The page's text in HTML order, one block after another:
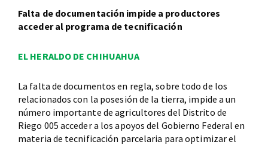
Falta de documentación impide a productores
acceder al programa de tecnificación
EL HERALDO DE CHIHUAHUA
La falta de documentos en regla, sobre todo de los
relacionados con la posesión de la tierra, impide a un
número importante de agricultores del Distrito de
Riego 005 acceder a los apoyos del Gobierno Federal en
materia de tecnificación parcelaria para optimizar el